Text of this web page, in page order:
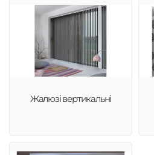
Жалюзі вертикальні